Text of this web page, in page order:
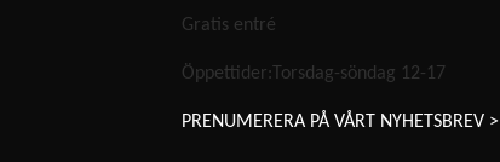
Gratis entré
Öppettider:Torsdag-söndag 12-17
PRENUMERERA PÅ VÅRT NYHETSBREV >